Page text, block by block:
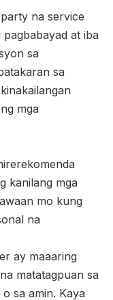
na service
at iba
sa
sa
mga
kanilang mga
mo kung
na
ay maaaring
matatagpuan sa
sa amin. Kaya